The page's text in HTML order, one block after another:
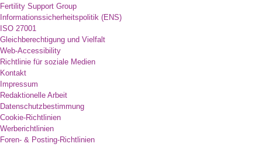
Fertility Support Group
Informationssicherheitspolitik (ENS)
ISO 27001
Gleichberechtigung und Vielfalt
Web-Accessibility
Richtlinie für soziale Medien
Kontakt
Impressum
Redaktionelle Arbeit
Datenschutzbestimmung
Cookie-Richtlinien
Werberichtlinien
Foren- & Posting-Richtlinien